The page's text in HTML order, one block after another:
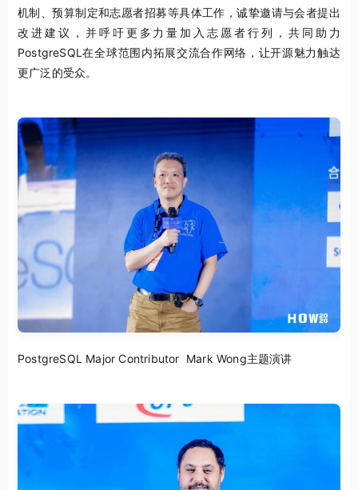
机制、预算制定和志愿者招募等具体工作，诚挚邀请与会者提出
改进建议，并呼吁更多力量加入志愿者行列，共同助力
PostgreSQL在全球范围内拓展交流合作网络，让开源魅力触达
更广泛的受众。
PostgreSQL Major Contributor Mark Wong主题演讲